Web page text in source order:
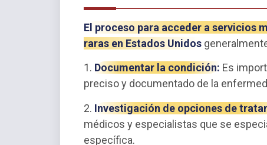
El proceso para acceder a servicios
raras en Estados Unidos
1. Documentar la condición: Es
preciso y documentado de la
2. Investigación de opciones de
médicos y especialistas que se
específica.